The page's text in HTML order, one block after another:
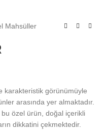
Mahsüller
karakteristik görünümüyle
arasında yer almaktadır.
özel ürün, doğal içerikli
dikkatini çekmektedir.